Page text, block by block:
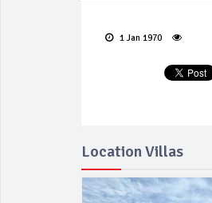
1 Jan 1970
Location Villas